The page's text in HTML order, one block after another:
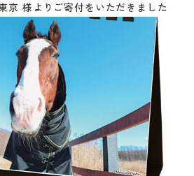
京 様よりご寄付をいただきました